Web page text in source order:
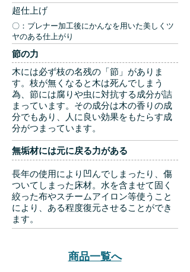
​商品一覧へ
節の力
木には必ず枝の名残の「節」がありま
す。枝が無くなると木は死んでしまう
為、節には腐りや虫に対抗する成分が詰
まっています。その成分は木の香りの成
分でもあり、人に良い効果をもたらす成
分がつまっています。
無垢材には元に戻る力がある
長年の使用により凹んでしまったり、傷
ついてしまった床材。水を含ませて固く
絞った布やスチームアイロン等使うこと
により、ある程度復元させることができ
ます。
超仕上げ
〇：プレナー加工後にかんなを用いた美しくツ
ヤのある仕上がり